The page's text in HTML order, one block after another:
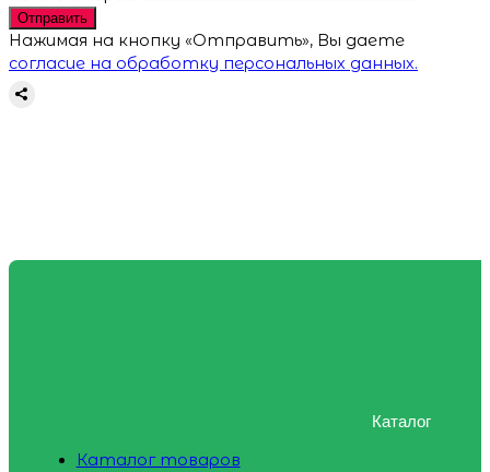
Отправить
Нажимая на кнопку «Отправить», Вы даете
согласие на обработку персональных данных.
Каталог
Каталог товаров